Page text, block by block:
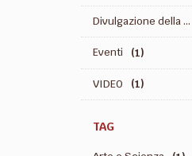
Divulgazione della ...
Eventi (1)
VIDEO (1)
TAG